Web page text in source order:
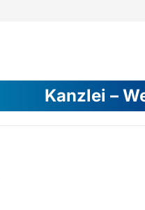
Kanzlei –